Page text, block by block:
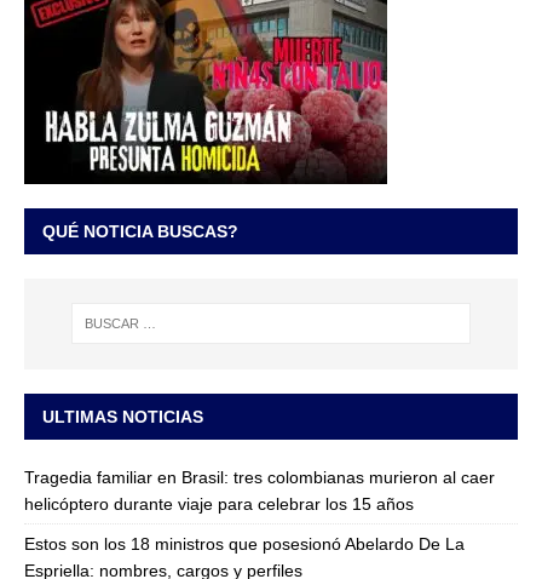
QUÉ NOTICIA BUSCAS?
ULTIMAS NOTICIAS
Tragedia familiar en Brasil: tres colombianas murieron al caer
helicóptero durante viaje para celebrar los 15 años
Estos son los 18 ministros que posesionó Abelardo De La
Espriella: nombres, cargos y perfiles